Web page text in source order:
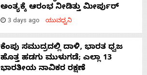
ಅಂತ್ಯಕ್ಕೆ ಆರಂಭ ನೀಡಿತ್ತು ಮೀರ್ಪುರ್
3 days ago ಯುವಧ್ವನಿ
ಕೆಂಪು ಸಮುದ್ರದಲ್ಲಿ ದಾಳಿ, ಭಾರತ ಧ್ವಜ
ಹೊತ್ತ ಹಡಗು ಮುಳುಗಡೆ; ಎಲ್ಲಾ 13
ಭಾರತೀಯ ನಾವಿಕರ ರಕ್ಷಣೆ